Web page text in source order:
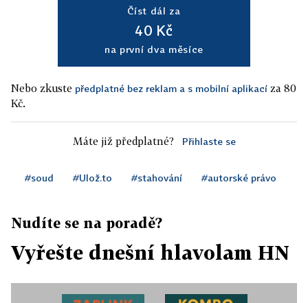
Číst dál za
40 Kč
na první dva měsíce
Nebo zkuste předplatné bez reklam a s mobilní aplikací za 80
Kč.
Máte již předplatné? Přihlaste se
#soud #Ulož.to #stahování #autorské právo
Nudíte se na poradě?
Vyřešte dnešní hlavolam HN